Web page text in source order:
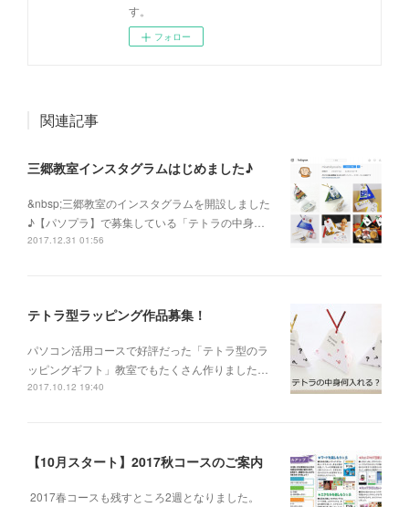
す。
フォロー
関連記事
三郷教室インスタグラムはじめました♪
&nbsp;三郷教室のインスタグラムを開設しました
♪【パソプラ】で募集している「テトラの中身…
2017.12.31 01:56
テトラ型ラッピング作品募集！
パソコン活用コースで好評だった「テトラ型のラ
ッピングギフト」教室でもたくさん作りました…
2017.10.12 19:40
【10月スタート】2017秋コースのご案内
2017春コースも残すところ2週となりました。